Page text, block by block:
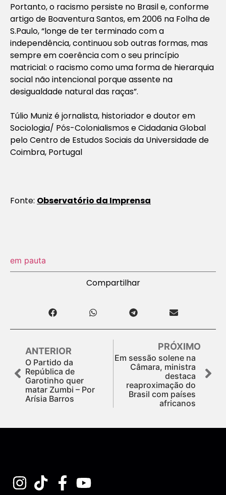
Portanto, o racismo persiste no Brasil e, conforme
artigo de Boaventura Santos, em 2006 na Folha de
S.Paulo, “longe de ter terminado com a
independência, continuou sob outras formas, mas
sempre em coerência com o seu princípio
matricial: o racismo como uma forma de hierarquia
social não intencional porque assente na
desigualdade natural das raças”.
Túlio Muniz é jornalista, historiador e doutor em
Sociologia/ Pós-Colonialismos e Cidadania Global
pelo Centro de Estudos Sociais da Universidade de
Coimbra, Portugal
Fonte: Observatório da Imprensa
em pauta
Compartilhar
ANTERIOR
O Partido da
República de
Garotinho quer
matar Zumbi – Por
Arísia Barros
PRÓXIMO
Em sessão solene na
Câmara, ministra
destaca
reaproximação do
Brasil com países
africanos